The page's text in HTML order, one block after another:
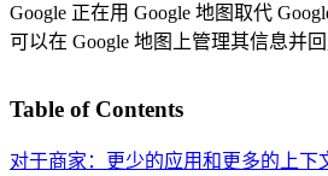
Google 正在用 Google 地图取代
可以在 Google 地图上管理其信息并回
Table of Contents
对于商家：更少的应用和更多的上下